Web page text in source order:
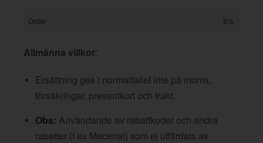
Order 5%
Allmänna villkor:
Ersättning ges i normalfallet inte på moms,
försäkringar, presentkort och frakt.
Obs: Användande av rabattkoder och andra
rabatter (t ex Mecenat) som ej utfärdats av